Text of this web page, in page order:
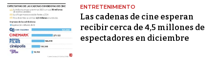
ENTRETENIMIENTO
Las cadenas de cine esperan
recibir cerca de 4,5 millones de
espectadores en diciembre